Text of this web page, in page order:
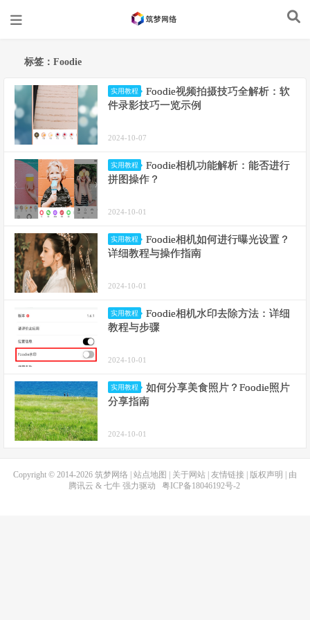
标签：Foodie
实用教程
Foodie视频拍摄技巧全解析：软
件录影技巧一览示例
2024-10-07
实用教程
Foodie相机功能解析：能否进行
拼图操作？
2024-10-01
实用教程
Foodie相机如何进行曝光设置？
详细教程与操作指南
2024-10-01
实用教程
Foodie相机水印去除方法：详细
教程与步骤
2024-10-01
实用教程
如何分享美食照片？Foodie照片
分享指南
2024-10-01
Copyright © 2014-2026 筑梦网络 站点地图 关于网站 友情链接 版权声明
| 由
腾讯云 & 七牛强力驱动 粤ICP备18046192号-2